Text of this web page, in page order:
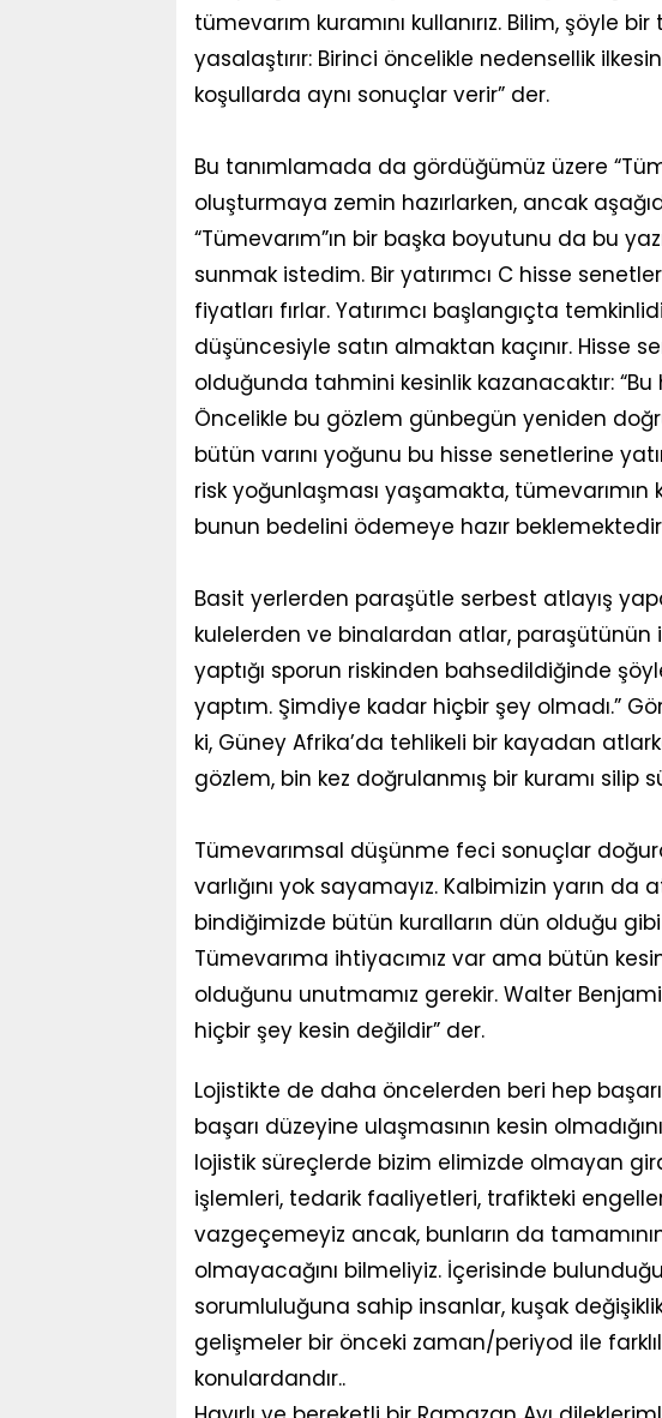
tümevarım kuramını kullanırız. Bilim, şöyle
yasalaştırır: Birinci öncelikle nedensellik
koşullarda aynı sonuçlar verir” der.
Bu tanımlamada da gördüğümüz üzere
oluşturmaya zemin hazırlarken, ancak
“Tümevarım”ın bir başka boyutunu da bu
sunmak istedim. Bir yatırımcı C hisse
fiyatları fırlar. Yatırımcı başlangıçta
düşüncesiyle satın almaktan kaçınır. Hisse
olduğunda tahmini kesinlik kazanacaktır: “Bu
Öncelikle bu gözlem günbegün yeniden
bütün varını yoğunu bu hisse senetlerine
risk yoğunlaşması yaşamakta,
bunun bedelini ödemeye hazır
Basit yerlerden paraşütle serbest atlayış
kulelerden ve binalardan atlar, paraşütünün
yaptığı sporun riskinden bahsedildiğinde
yaptım. Şimdiye kadar hiçbir şey olmadı.”
ki, Güney Afrika’da tehlikeli bir kayadan
gözlem, bin kez doğrulanmış bir kuramı silip
Tümevarımsal düşünme feci sonuçlar
varlığını yok sayamayız. Kalbimizin yarın
bindiğimizde bütün kuralların dün olduğu
Tümevarıma ihtiyacımız var ama bütün
olduğunu unutmamız gerekir. Walter
hiçbir şey kesin değildir” der.
Lojistikte de daha öncelerden beri hep
başarı düzeyine ulaşmasının kesin
lojistik süreçlerde bizim elimizde olmayan
işlemleri, tedarik faaliyetleri, trafikteki
vazgeçemeyiz ancak, bunların da
olmayacağını bilmeliyiz. İçerisinde
sorumluluğuna sahip insanlar, kuşak
gelişmeler bir önceki zaman/periyod ile
konulardandır..